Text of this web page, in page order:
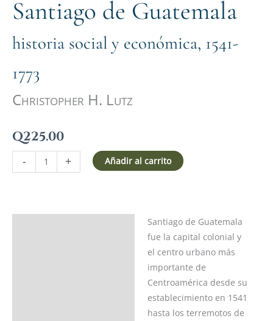
Santiago de Guatemala
historia social y económica, 1541-
1773
Christopher H. Lutz
Q225.00
- + Añadir al carrito
Santiago de Guatemala
fue la capital colonial y
el centro urbano más
importante de
Centroamérica desde su
establecimiento en 1541
hasta los terremotos de